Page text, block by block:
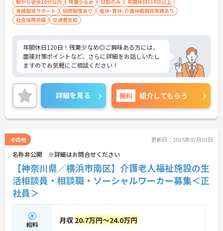
常勤で2年以上（勤務日数360日以上）
駅から徒歩10分以内 残業少なめ 日勤のみ
年間休日110日以上
資格取得サポート
研修制度あり
産休･育休･介護休暇取得実績あり
社会保険完備
交通費支給
年間休日120日！残業少なめ◎ご興味ある方には、
面接対策ポイントなど、さらに詳細をお話しいたし
ますのでお気軽にご相談ください！
詳細を見る 無料 紹介してもらう
その他 更新日：2025年07月03日
名称非公開 ※詳細はお問合せください
【神奈川県／横浜市南区】介護老人福祉施設の生
活相談員・相談職・ソーシャルワーカー募集＜正
社員＞
給料 月収 20.7万円～24.0万円